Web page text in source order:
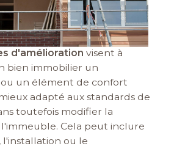
d'amélioration visent à
bien immobilier un
un élément de confort
adapté aux standards de
toutefois modifier la
Cela peut inclure
l'installation ou le